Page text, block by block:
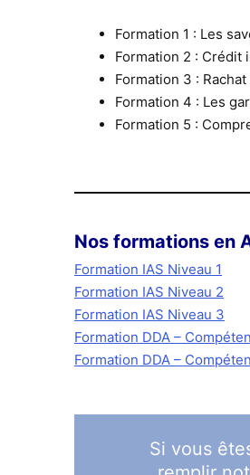
Formation 1 : Les
Formation 2 : Crédit
Formation 3 :
Formation 4 : Les
Formation 5 :
Nos formations en
Formation IAS Niveau 1
Formation IAS Niveau 2
Formation IAS Niveau 3
Formation DDA –
Formation DDA –
Si vous